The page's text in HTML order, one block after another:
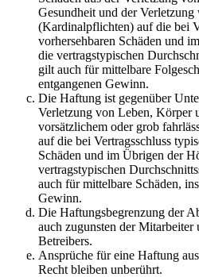
Gesundheit und der
(Kardinalpflichten) auf die bei
vorhersehbaren Schäden und
die vertragstypischen
gilt auch für mittelbare
entgangenen Gewinn.
Die Haftung ist gegenüber
Verletzung von Leben, Körper
vorsätzlichem oder grob
auf die bei Vertragsschluss
Schäden und im Übrigen der
vertragstypischen
auch für mittelbare Schäden,
Gewinn.
Die Haftungsbegrenzung der
auch zugunsten der
Betreibers.
Ansprüche für eine Haftung
Recht bleiben unberührt.